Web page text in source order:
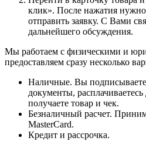
клик». После нажатия
отправить заявку. С Вами
дальнейшего обсуждения.
Мы работаем с физическими и
предоставляем сразу несколько
Наличные. Вы
документы,
получаете товар и чек.
Безналичный расчет.
MasterCard.
Кредит и рассрочка.